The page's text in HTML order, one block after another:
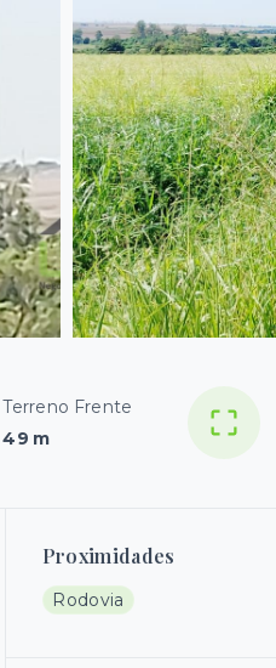
Terreno Frente
49 m
Proximidades
Rodovia